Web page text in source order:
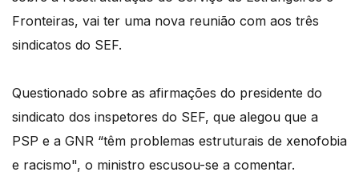
Fronteiras, vai ter uma nova reunião com aos três
sindicatos do SEF.
Questionado sobre as afirmações do presidente do
sindicato dos inspetores do SEF, que alegou que a
PSP e a GNR “têm problemas estruturais de xenofobia
e racismo", o ministro escusou-se a comentar.